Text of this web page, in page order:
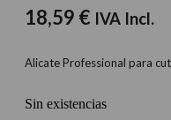
18,59 € IVA Incl.
Alicate Professional para
Sin existencias